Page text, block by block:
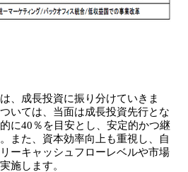
、成長投資に振り分けていきま
いては、当面は成長投資先行とな
に40％を目安とし、安定的かつ継
また、資本効率向上も重視し、自
ーキャッシュフローレベルや市場
施します。